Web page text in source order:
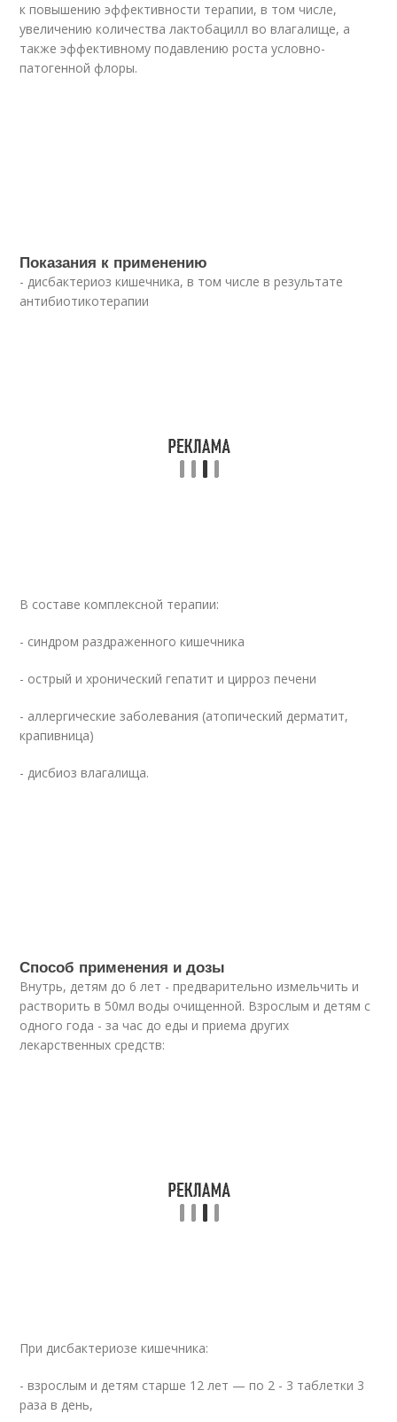
к повышению эффективности терапии, в том числе,
увеличению количества лактобацилл во влагалище, а
также эффективному подавлению роста условно-
патогенной флоры.
Показания к применению
- дисбактериоз кишечника, в том числе в результате
антибиотикотерапии
В составе комплексной терапии:
- синдром раздраженного кишечника
- острый и хронический гепатит и цирроз печени
- аллергические заболевания (атопический дерматит,
крапивница)
- дисбиоз влагалища.
Способ применения и дозы
Внутрь, детям до 6 лет - предварительно измельчить и
растворить в 50мл воды очищенной. Взрослым и детям с
одного года - за час до еды и приема других
лекарственных средств:
При дисбактериозе кишечника:
- взрослым и детям старше 12 лет — по 2 - 3 таблетки 3
раза в день,